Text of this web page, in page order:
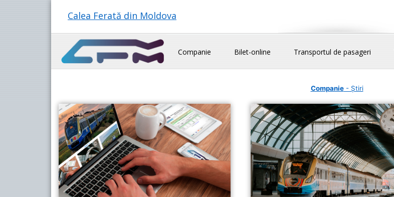
Calea Ferată din Moldova
Companie Bilet-online Transportul de pasageri
Companie- Știri